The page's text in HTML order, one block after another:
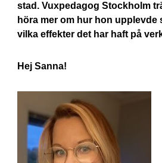
stad. Vuxpedagog Stockholm
höra mer om hur hon upplevde
vilka effekter det har haft på
Hej Sanna!